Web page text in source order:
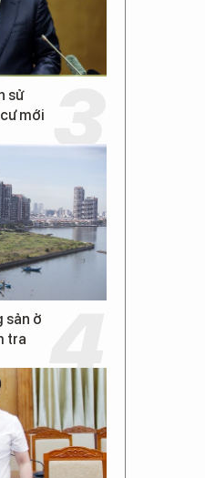
sử
mới
sản ở
tra